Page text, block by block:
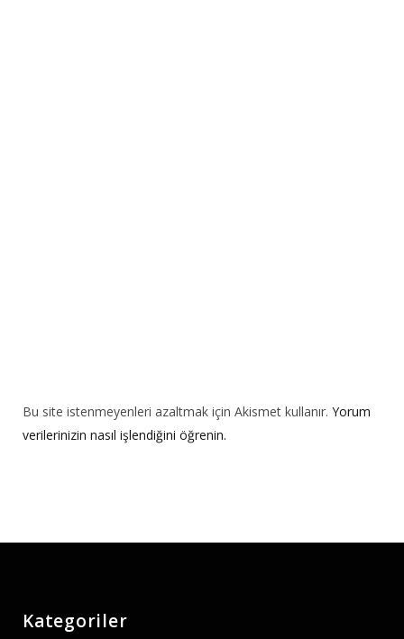
Bu site istenmeyenleri azaltmak için Akismet kullanır. Yorum
verilerinizin nasıl işlendiğini öğrenin.
Kategoriler